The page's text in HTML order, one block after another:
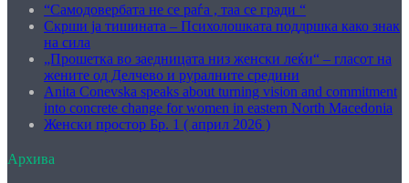
“Самодовербата не се раѓа , таа се гради “
Скрши ја тишината – Психолошката поддршка како знак
на сила
„Прошетка во заедницата низ женски леќи“ – гласот на
жените од Делчево и руралните средини
Anita Conevska speaks about turning vision and commitment
into concrete change for women in eastern North Macedonia
Женски простор Бр. 1 ( април 2026 )
Архива